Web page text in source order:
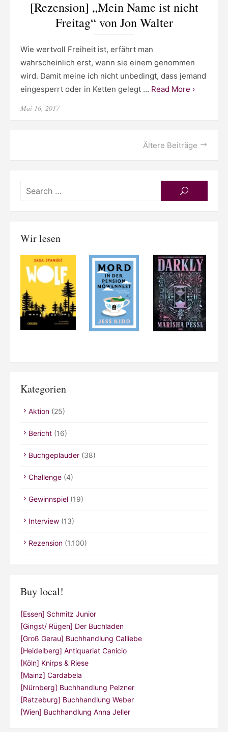
[Rezension] „Mein Name ist nicht
Freitag“ von Jon Walter
Wie wertvoll Freiheit ist, erfährt man
wahrscheinlich erst, wenn sie einem genommen
wird. Damit meine ich nicht unbedingt, dass jemand
eingesperrt oder in Ketten gelegt … Read More ›
Posted
Mai 16, 2017
Ältere Beiträge
SEARCH
Wir lesen
Kategorien
Aktion (25)
Bericht (16)
Buchgeplauder (38)
Challenge (4)
Gewinnspiel (19)
Interview (13)
Rezension (1.100)
Buy local!
[Essen] Schmitz Junior
[Gingst/ Rügen] Der Buchladen
[Groß Gerau] Buchhandlung Calliebe
[Heidelberg] Antiquariat Canicio
[Köln] Knirps & Riese
[Mainz] Cardabela
[Nürnberg] Buchhandlung Pelzner
[Ratzeburg] Buchhandlung Weber
[Wien] Buchhandlung Anna Jeller